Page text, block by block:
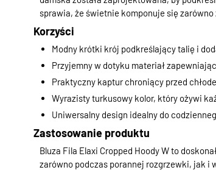
sprawia, że świetnie komponuje się
Korzyści
Modny krótki krój podkreślający talię i
Przyjemny w dotyku materiał
Praktyczny kaptur chroniący przed
Wyrazisty turkusowy kolor, który ożywi
Uniwersalny design idealny do
Zastosowanie produktu
Bluza Fila Elaxi Cropped Hoody W to
zarówno podczas porannej rozgrzewki, jak i